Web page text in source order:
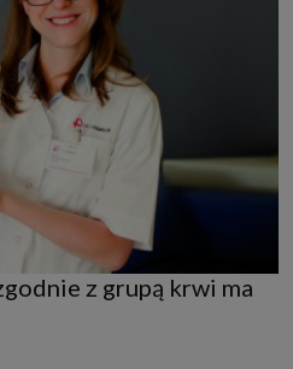
z grupą krwi ma